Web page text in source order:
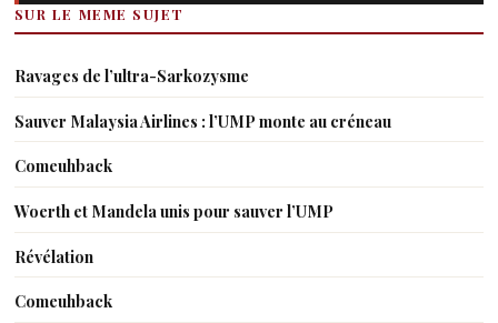
SUR LE MEME SUJET
Ravages de l’ultra-Sarkozysme
Sauver Malaysia Airlines : l’UMP monte au créneau
Comeuhback
Woerth et Mandela unis pour sauver l’UMP
Révélation
Comeuhback